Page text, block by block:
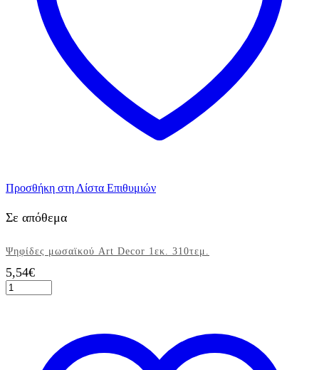
Προσθήκη στη Λίστα Επιθυμιών
Σε απόθεμα
Ψηφίδες μωσαϊκού Art Decor 1εκ. 310τεμ.
5,54€
Ψηφίδες
μωσαϊκού
ποσότητα